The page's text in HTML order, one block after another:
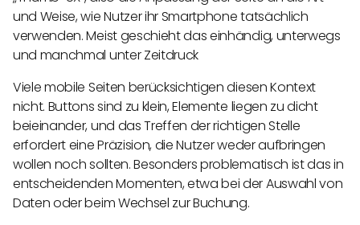
und Weise, wie Nutzer ihr Smartphone tatsächlich
verwenden. Meist geschieht das einhändig, unterwegs
und manchmal unter Zeitdruck
Viele mobile Seiten berücksichtigen diesen Kontext
nicht. Buttons sind zu klein, Elemente liegen zu dicht
beieinander, und das Treffen der richtigen Stelle
erfordert eine Präzision, die Nutzer weder aufbringen
wollen noch sollten. Besonders problematisch ist das in
entscheidenden Momenten, etwa bei der Auswahl von
Daten oder beim Wechsel zur Buchung.